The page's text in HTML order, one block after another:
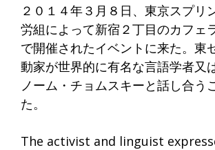
２０１４年３月８日、 東京スプリ
労組によって新宿２丁目のカフェ
で開催されたイベントに来た。 東
動家が世界的に有名な言語学者又
ノーム・チョムスキーと話し合う
た。
The activist and linguist